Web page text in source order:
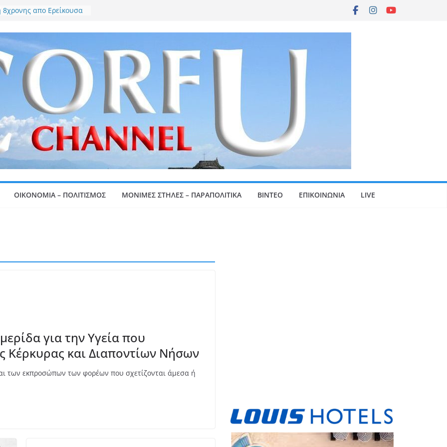
8χρονης απο Ερείκουσα
των
στην επετειακή
του ΝΑΟΚ
Τι συμβαίνει
Πάγο κ. Μπακέλα;
το 16ο Δημοτικό Σχολείο
στις Φυλακές – Από το
2026-2027 η
του
Ηλίου στις 12
– Ένα εντυπωσιακό
ορατό από
της Ευρώπης. Γράφει
Βλάχος
ΟΙΚΟΝΟΜΙΑ – ΠΟΛΙΤΙΣΜΟΣ ΜΟΝΙΜΕΣ ΣΤΗΛΕΣ – ΠΑΡΑΠΟΛΙΤΙΚΑ ΒΙΝΤΕΟ ΕΠΙΚΟΙΝΩΝΙΑ LIVE
για την Υγεία που
Κέρκυρας και Διαποντίων Νήσων
των εκπροσώπων των φορέων που σχετίζονται άμεσα ή